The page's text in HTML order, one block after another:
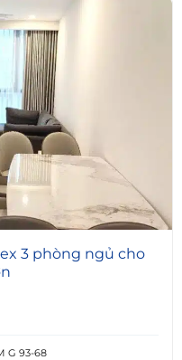
3 phòng ngủ cho
G 93-68